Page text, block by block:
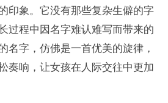
印象。它没有那些复杂生僻的字
过程中因名字难认难写而带来的
名字，仿佛是一首优美的旋律，
奏响，让女孩在人际交往中更加